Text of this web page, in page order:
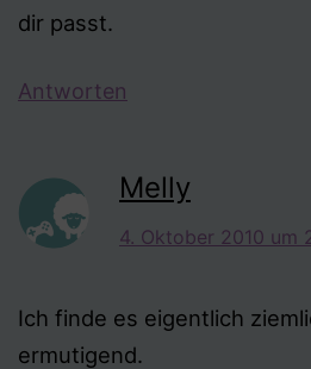
dir passt.
Antworten
Melly
4. Oktober 2010 um
Ich finde es eigentlich
ermutigend.